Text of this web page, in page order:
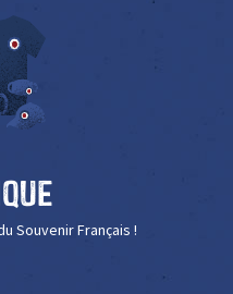
Souvenir Français !